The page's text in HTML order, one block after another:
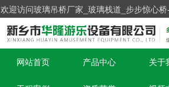
欢迎访问玻璃吊桥厂家_玻璃栈道_步步惊心桥
网站首页 产品中心 关于